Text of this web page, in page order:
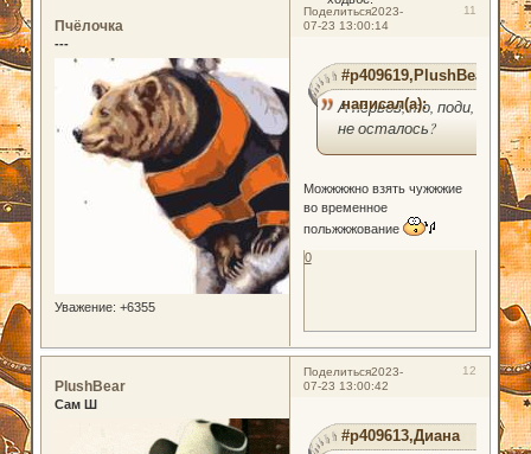
Поделиться 11
2023-
07-23 13:00:14
Пчёлочка
---
Уважение: +6355
#p409619,PlushBear
написал(а):
А нервов, то, поди,
не осталось?
Можжжжно взять чужжжие
во временное
польжжжование
0
Поделиться 12
2023-
07-23 13:00:42
PlushBear
Сам Ш
#p409613,Диана